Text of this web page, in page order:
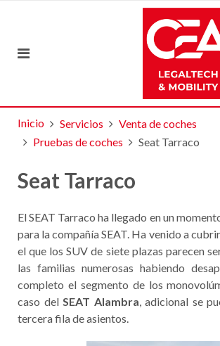
Inicio Servicios
Venta de coches
Pruebas de coches
Seat Tarraco
Seat Tarraco
El SEAT Tarraco ha llegado en un
para la compañía SEAT. Ha venido a
el que los SUV de siete plazas parecen
las familias numerosas habiendo
completo el segmento de los
caso del SEAT Alambra, adicional se
tercera fila de asientos.